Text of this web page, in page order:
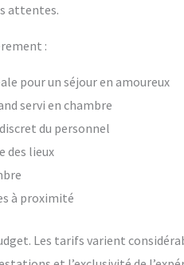
attentes.
:
pour un séjour en amoureux
servi en chambre
du personnel
des lieux
à proximité
Les tarifs varient